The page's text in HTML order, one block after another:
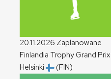
20.11.2026 Zaplanowane
Finlandia Trophy Grand Prix
Helsinki
(FIN)